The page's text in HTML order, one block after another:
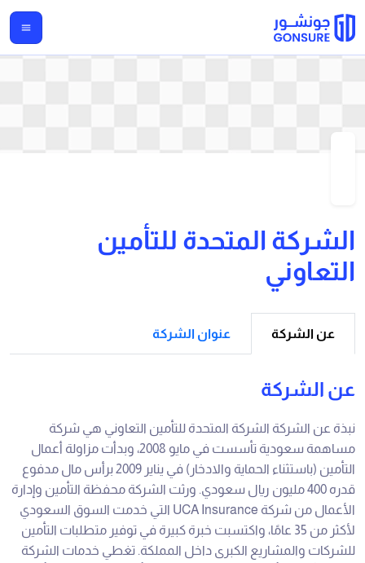
الشركة المتحدة للتأمين
التعاوني
عن الشركة عنوان الشركة
عن الشركة
نبذة عن الشركة الشركة المتحدة للتأمين التعاوني هي شركة
مساهمة سعودية تأسست في مايو 2008، وبدأت مزاولة أعمال
التأمين (باستثناء الحماية والادخار) في يناير 2009 برأس مال مدفوع
قدره 400 مليون ريال سعودي. ورثت الشركة محفظة التأمين وإدارة
الأعمال من شركة UCA Insurance التي خدمت السوق السعودي
لأكثر من 35 عامًا، واكتسبت خبرة كبيرة في توفير متطلبات التأمين
للشركات والمشاريع الكبرى داخل المملكة. تغطي خدمات الشركة